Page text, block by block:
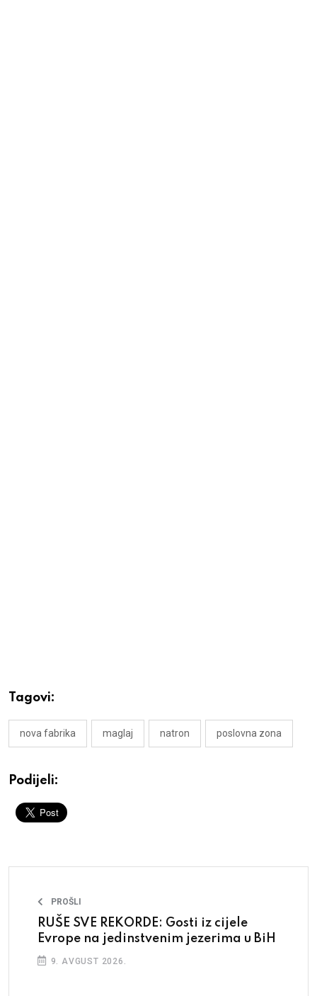
Tagovi:
nova fabrika maglaj natron poslovna zona
Podijeli:
PROŠLI
RUŠE SVE REKORDE: Gosti iz cijele
Evrope na jedinstvenim jezerima u BiH
9. AVGUST 2026.